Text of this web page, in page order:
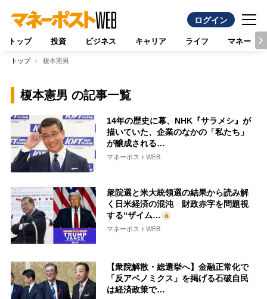
ログイン
トップ 投資 ビジネス キャリア ライフ マネー
トップ 榎本憲男
榎本憲男 の記事一覧
14年の歴史に幕、NHK『サラメシ』が
描いていた、企業のなかの「私たち」
が醸成される…
マネーポストWEB
衆院選と米大統領選の結果から読み解
く日米経済の混沌 財政赤字を問題視
する“ザイム…
マネーポストWEB
【衆院解散・総選挙へ】金融正常化で
「反アベノミクス」を掲げる石破自民
は経済政策で…